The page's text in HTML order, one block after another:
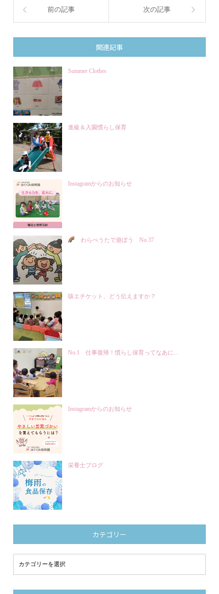
前の記事 次の記事
関連記事
Summer Clothes
進級＆入園慣らし保育
Instagramからのお知らせ
わらべうたで遊ぼう No.37
咳エチケット、どう伝えますか？
No.1 仕事復帰！慣らし保育ってなあに...
Instagramからのお知らせ
栄養士ブログ
カテゴリー